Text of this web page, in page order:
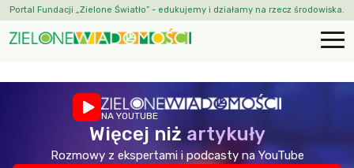
Portal Fundacji „Zielone Światło” - edukujemy i działamy na rzecz środowiska.
NA YOUTUBE
Więcej niż artykuły
Rozmowy z ekspertami i podcasty na YouTube